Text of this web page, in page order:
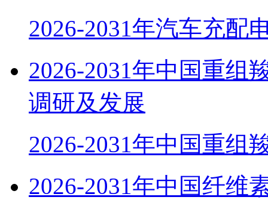
2026-2031年汽车充配
2026-2031年中国重组
调研及发展
2026-2031年中国重组
2026-2031年中国纤维